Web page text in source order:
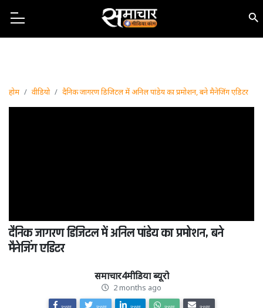
होम वीडियो दैनिक जागरण डिजिटल में अनिल पांडेय का प्रमोशन, बने मैनेजिंग एडिटर
दैनिक जागरण डिजिटल में अनिल पांडेय का प्रमोशन, बने
मैनेजिंग एडिटर
समाचार4मीडिया ब्यूरो
2 months ago
SHARE SHARE SHARE SHARE SHARE